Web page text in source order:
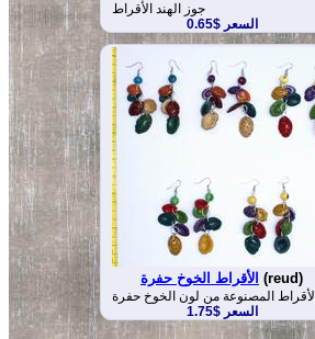
جوز الهند الأقراط
السعر $0.65
الأقراط الخوخ حفرة (reud)
الأقراط المصنوعة من لون الخوخ حفرة
السعر $1.75